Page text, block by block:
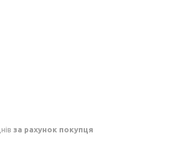
за рахунок покупця